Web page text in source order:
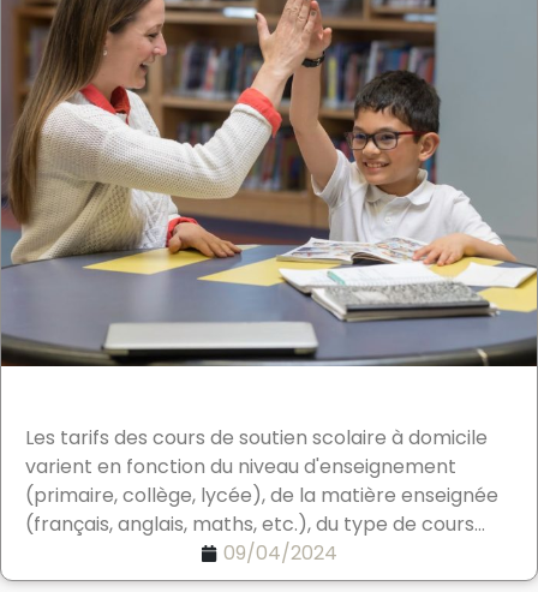
Les tarifs des cours de soutien scolaire à domicile
varient en fonction du niveau d'enseignement
(primaire, collège, lycée), de la matière enseignée
(français, anglais, maths, etc.), du type de cours...
09/04/2024